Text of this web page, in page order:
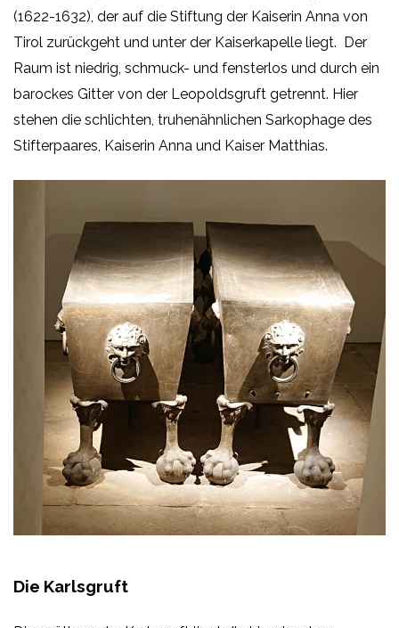
(1622-1632), der auf die Stiftung der Kaiserin Anna von
Tirol zurückgeht und unter der Kaiserkapelle liegt. Der
Raum ist niedrig, schmuck- und fensterlos und durch ein
barockes Gitter von der Leopoldsgruft getrennt. Hier
stehen die schlichten, truhenähnlichen Sarkophage des
Stifterpaares, Kaiserin Anna und Kaiser Matthias.
Die Karlsgruft